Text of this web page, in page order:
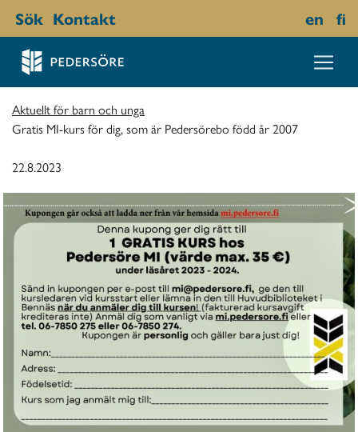
Sök Kontakt en fi
Aktuellt för barn och unga
Gratis MI-kurs för dig, som är Pedersörebo född år 2007
22.8.2023